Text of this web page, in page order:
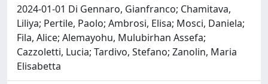
2024-01-01 Di Gennaro, Gianfranco; Chamitava,
Liliya; Pertile, Paolo; Ambrosi, Elisa; Mosci, Daniela;
Fila, Alice; Alemayohu, Mulubirhan Assefa;
Cazzoletti, Lucia; Tardivo, Stefano; Zanolin, Maria
Elisabetta